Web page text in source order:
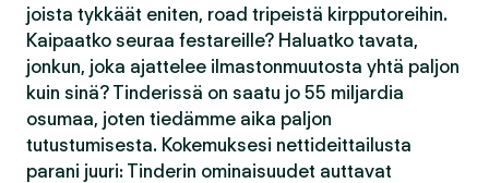
joista tykkäät eniten, road tripeistä kirpputoreihin.
Kaipaatko seuraa festareille? Haluatko tavata,
jonkun, joka ajattelee ilmastonmuutosta yhtä paljon
kuin sinä? Tinderissä on saatu jo 55 miljardia
osumaa, joten tiedämme aika paljon
tutustumisesta. Kokemuksesi nettideittailusta
parani juuri: Tinderin ominaisuudet auttavat